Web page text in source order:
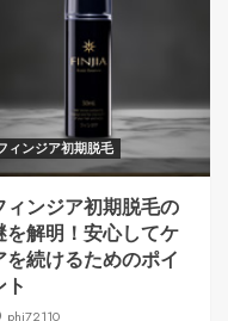
ィンジア初期脱毛
ィンジア初期脱毛の
を解明！安心してケ
を続けるためのポイ
ト
phi72110